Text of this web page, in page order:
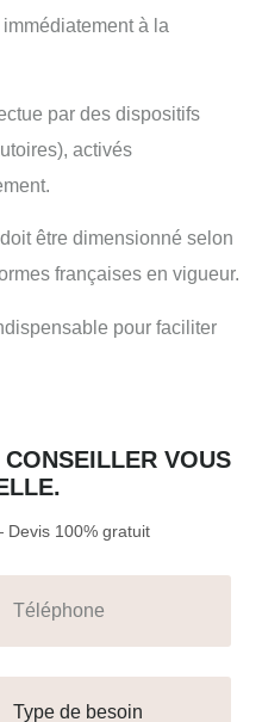
à la
par des dispositifs
activés
être dimensionné selon
françaises en vigueur.
pour faciliter
VOUS
100% gratuit